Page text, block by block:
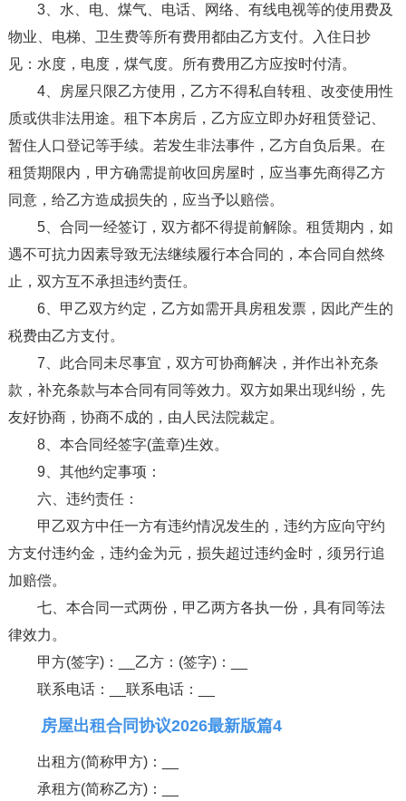
3、水、电、煤气、电话、网络、有线电视等的使用费及
物业、电梯、卫生费等所有费用都由乙方支付。入住日抄
见：水度，电度，煤气度。所有费用乙方应按时付清。
4、房屋只限乙方使用，乙方不得私自转租、改变使用性
质或供非法用途。租下本房后，乙方应立即办好租赁登记、
暂住人口登记等手续。若发生非法事件，乙方自负后果。在
租赁期限内，甲方确需提前收回房屋时，应当事先商得乙方
同意，给乙方造成损失的，应当予以赔偿。
5、合同一经签订，双方都不得提前解除。租赁期内，如
遇不可抗力因素导致无法继续履行本合同的，本合同自然终
止，双方互不承担违约责任。
6、甲乙双方约定，乙方如需开具房租发票，因此产生的
税费由乙方支付。
7、此合同未尽事宜，双方可协商解决，并作出补充条
款，补充条款与本合同有同等效力。双方如果出现纠纷，先
友好协商，协商不成的，由人民法院裁定。
8、本合同经签字(盖章)生效。
9、其他约定事项：
六、违约责任：
甲乙双方中任一方有违约情况发生的，违约方应向守约
方支付违约金，违约金为元，损失超过违约金时，须另行追
加赔偿。
七、本合同一式两份，甲乙两方各执一份，具有同等法
律效力。
甲方(签字)：__乙方：(签字)：__
联系电话：__联系电话：__
房屋出租合同协议2026最新版篇4
出租方(简称甲方)：__
承租方(简称乙方)：__